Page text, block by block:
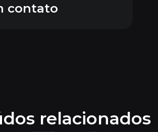
contato
relacionados